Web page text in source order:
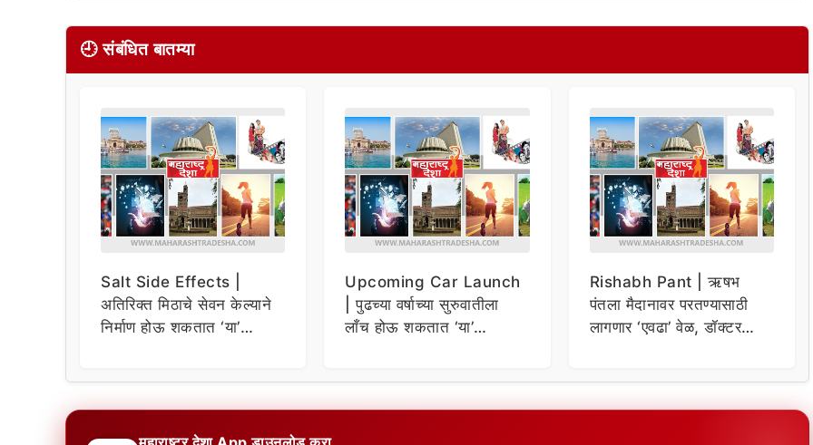
🕘 संबंधित बातम्या
Salt Side Effects |
अतिरिक्त मिठाचे सेवन केल्याने
निर्माण होऊ शकतात ‘या’
Upcoming Car Launch
| पुढच्या वर्षाच्या सुरुवातीला
लाँच होऊ शकतात ‘या’
Rishabh Pant | ऋषभ
पंतला मैदानावर परतण्यासाठी
लागणार ‘एवढा’ वेळ, डॉक्टर